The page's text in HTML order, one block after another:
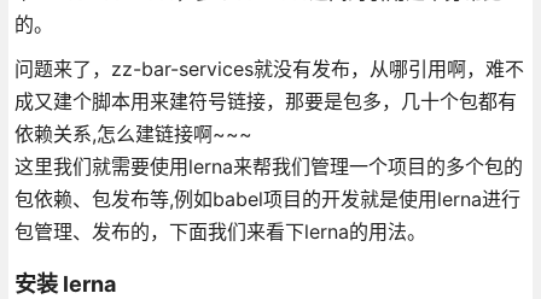
的。
问题来了，zz-bar-services就没有发布，从哪引用啊，难不
成又建个脚本用来建符号链接，那要是包多，几十个包都有
依赖关系,怎么建链接啊~~~
这里我们就需要使用lerna来帮我们管理一个项目的多个包的
包依赖、包发布等,例如babel项目的开发就是使用lerna进行
包管理、发布的，下面我们来看下lerna的用法。
安装 lerna